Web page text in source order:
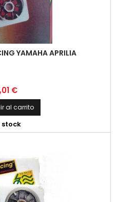
YAMAHA APRILIA
€
al carrito
stock